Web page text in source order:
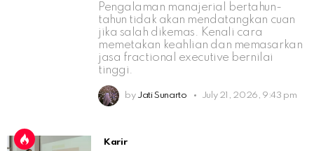
Pengalaman manajerial bertahun-
tahun tidak akan mendatangkan cuan
jika salah dikemas. Kenali cara
memetakan keahlian dan memasarkan
jasa fractional executive bernilai
tinggi.
by Jati Sunarto July 21, 2026, 9:43 pm
Karir